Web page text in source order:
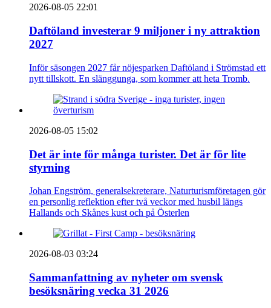
2026-08-05 22:01
Daftöland investerar 9 miljoner i ny attraktion
2027
Inför säsongen 2027 får nöjesparken Daftöland i Strömstad ett
nytt tillskott. En slänggunga, som kommer att heta Tromb.
2026-08-05 15:02
Det är inte för många turister. Det är för lite
styrning
Johan Engström, generalsekreterare, Naturturismföretagen gör
en personlig reflektion efter två veckor med husbil längs
Hallands och Skånes kust och på Österlen
2026-08-03 03:24
Sammanfattning av nyheter om svensk
besöksnäring vecka 31 2026